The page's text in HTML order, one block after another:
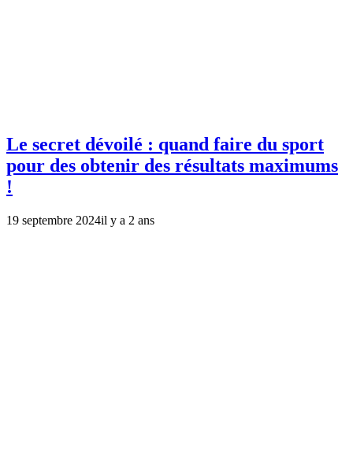
Le secret dévoilé : quand faire du sport
pour des obtenir des résultats maximums
!
19 septembre 2024il y a 2 ans